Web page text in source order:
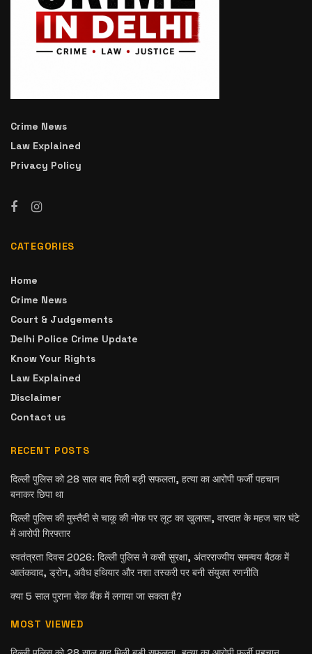
Crime News
Law Explained
Privacy Policy
CATEGORIES
Home
Crime News
Court & Judgements
Delhi Police Crime Update
Know Your Rights
Law Explained
Disclaimer
Contact us
RECENT POSTS
दिल्ली पुलिस को 28 साल बाद मिली बड़ी सफलता, हत्या का आरोपी फर्जी पहचान
बनाकर छिपा था
दिल्ली पुलिस की मुस्तैदी से चाकू की नोक पर लूट का खुलासा, वारदात के महज चार घंटे
में आरोपी गिरफ्तार
स्वतंत्रता दिवस 2026: दिल्ली पुलिस ने कसी सुरक्षा, अंतरराज्यीय समन्वय बैठक में
आतंकवाद, ड्रोन, अवैध हथियार और नशा तस्करी पर बनी संयुक्त रणनीति
क्या 5 साल पुराना चेक बैंक में लगाया जा सकता है?
MOST VIEWED